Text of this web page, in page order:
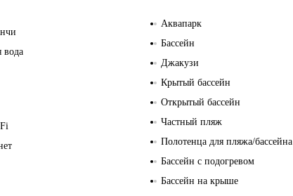
вода
Аквапарк
Бассейн
Джакузи
Крытый бассейн
Открытый бассейн
Частный пляж
Полотенца для пляжа/бассейна
Бассейн с подогревом
Бассейн на крыше